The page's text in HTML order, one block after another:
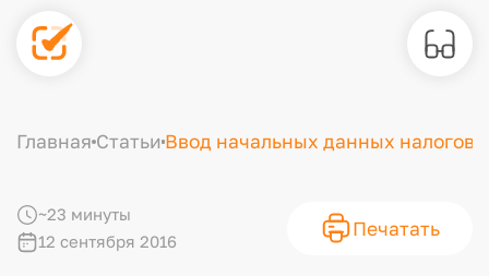
Главная Статьи Ввод начальных данных
~23 минуты
12 сентября 2016
Печатать